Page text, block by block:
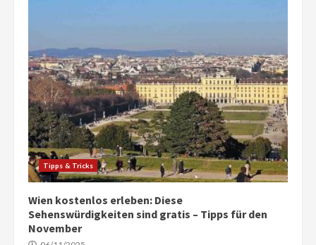
Tipps & Tricks
Wien kostenlos erleben: Diese
Sehenswürdigkeiten sind gratis – Tipps für den
November